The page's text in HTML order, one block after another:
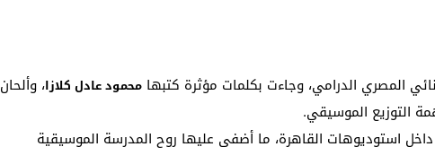
المصري الدرامي، وجاءت بكلمات مؤثرة كتبها محمود عادل كلازا، وألحان
التوزيع الموسيقي.
استوديوهات القاهرة، ما أضفى عليها روح المدرسة الموسيقية